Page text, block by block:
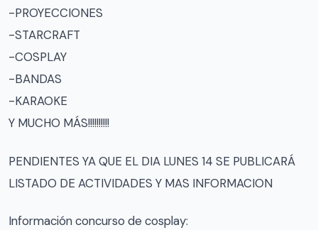
-PROYECCIONES
-STARCRAFT
-COSPLAY
-BANDAS
-KARAOKE
Y MUCHO MÁS!!!!!!!!!!
PENDIENTES YA QUE EL DIA LUNES 14 SE PUBLICARÁ
LISTADO DE ACTIVIDADES Y MAS INFORMACION
Información concurso de cosplay: